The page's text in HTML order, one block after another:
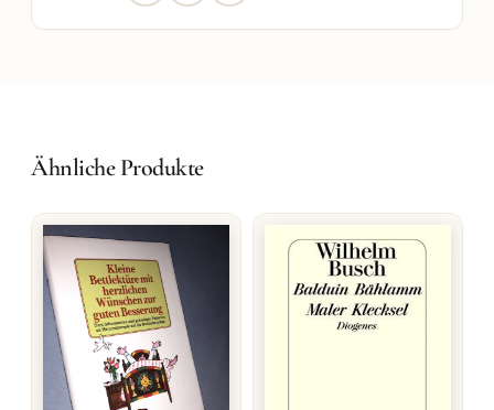
Ähnliche Produkte